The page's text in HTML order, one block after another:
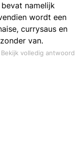
namelijk
wordt een
currysaus en
van.
Bekijk volledig antwoord